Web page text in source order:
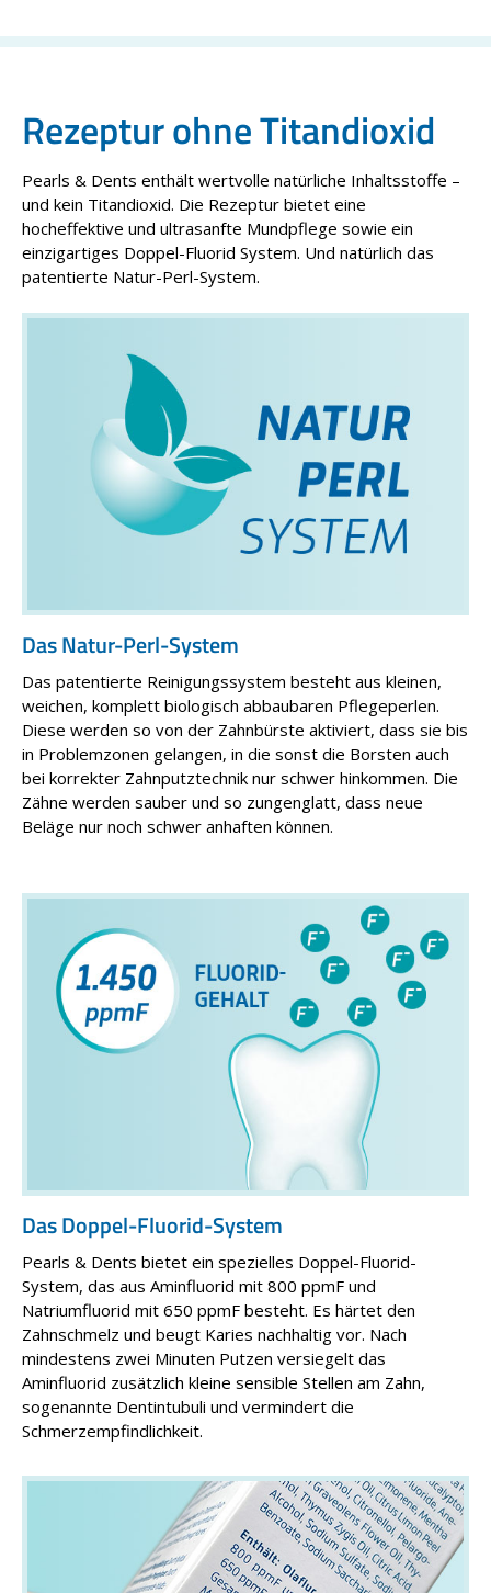
Rezeptur ohne Titandioxid
Pearls & Dents enthält wertvolle natürliche Inhaltsstoffe –
und kein Titandioxid. Die Rezeptur bietet eine
hocheffektive und ultrasanfte Mundpflege sowie ein
einzigartiges Doppel-Fluorid System. Und natürlich das
patentierte Natur-Perl-System.
Das Natur-Perl-System
Das patentierte Reinigungssystem besteht aus kleinen,
weichen, komplett biologisch abbaubaren Pflege­perlen.
Diese werden so von der Zahnbürste aktiviert, dass sie bis
in Problemzonen gelangen, in die sonst die Borsten auch
bei korrekter Zahnputztechnik nur schwer hinkommen. Die
Zähne werden sauber und so zungenglatt, dass neue
Beläge nur noch schwer anhaften können.
Das Doppel-Fluorid-System
Pearls & Dents bietet ein spezielles Doppel-Fluorid-
System, das aus Aminfluorid mit 800 ppmF und
Natriumfluorid mit 650 ppmF besteht. Es härtet den
Zahnschmelz und beugt Karies nachhaltig vor. Nach
mindestens zwei Minuten Putzen versiegelt das
Aminfluorid zusätzlich kleine sensible Stellen am Zahn,
sogenannte Dentintubuli und vermindert die
Schmerzempfindlich­keit.